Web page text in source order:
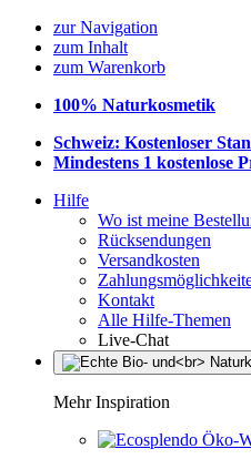
zur Navigation
zum Inhalt
zum Warenkorb
100% Naturkosmetik
Schweiz: Kostenloser
Mindestens 1 kostenlose
Hilfe
Wo ist meine
Rücksendungen
Versandkosten
Kontakt
Alle Hilfe-Themen
Live-Chat
Mehr Inspiration
Öko-